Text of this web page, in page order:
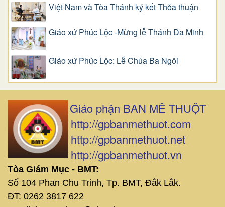
Việt Nam và Tòa Thánh ký kết Thỏa thuận
Giáo xứ Phúc Lộc -Mừng lễ Thánh Đa Minh
Giáo xứ Phúc Lộc: Lễ Chúa Ba Ngôi
Giáo phận BAN MÊ THUỘT
http://gpbanmethuot.com
http://gpbanmethuot.net
http://gpbanmethuot.vn
Tòa Giám Mục - BMT:
Số 104 Phan Chu Trinh, Tp. BMT, Đắk Lắk.
ĐT: 0262 3817 622